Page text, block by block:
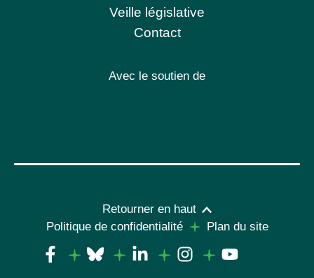
Veille législative
Contact
Avec le soutien de
Retourner en haut
Politique de confidentialité
Plan du site